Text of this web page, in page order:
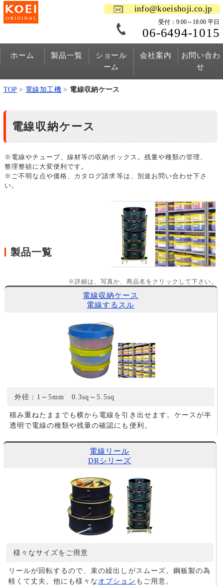
info@koeishoji.co.jp
受付：9:00～18:00 平日
06-6494-1015
ホーム 製品一覧
ショール
ーム
会社案内
お問い合わ
せ
TOP> 電線加工機> 電線収納ケース
電線収納ケース
※電線やチューブ、線材等の収納ボックス。残量や種類の管理、
整理整頓に大変便利です。
※ご不明な点や価格、カタログ請求等は、別途お問い合わせ下さ
い。
製品一覧
※詳細は、写真か、商品名をクリックして下さい。
電線収納ケース
電線するスル
外径：1～5mm 0.3sq～5.5sq
積み重ねたままでも横から電線を引き出せます。ケースが半
透明で電線の種類や残量の確認にも便利。
電線リール
DRシリーズ
様々なサイズをご用意
リールが回転するので、束の繰出しがスムーズ。鋼板製の為
軽くて丈夫。他にも様々な オプション もご用意。